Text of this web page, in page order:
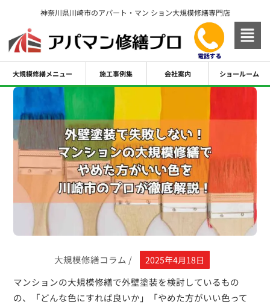
ッ
神奈川県川崎市のアパート・マン ション大規模修繕専門店
大規模修繕メニュー 施工事例集 会社案内 ショールーム
大規模修繕コラム / 2025年4月18日
マンションの大規模修繕で外壁塗装を検討しているもの
の、「どんな色にすれば良いか」「やめた方がいい色って